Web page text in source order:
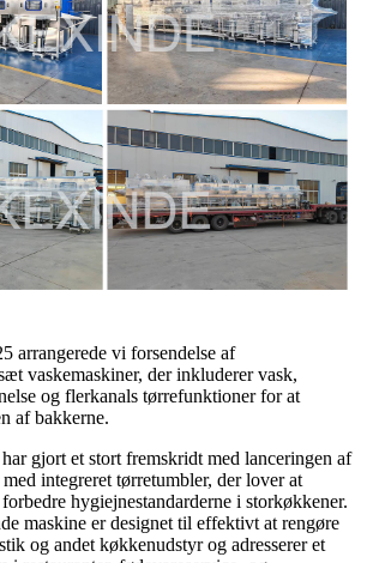
arrangerede vi forsendelse af
vaskemaskiner, der inkluderer vask,
og flerkanals tørrefunktioner for at
af ​​bakkerne.
gjort et stort fremskridt med lanceringen af
integreret tørretumbler, der lover at
hygiejnestandarderne i storkøkkener.
maskine er designet til effektivt at rengøre
og andet køkkenudstyr og adresserer et